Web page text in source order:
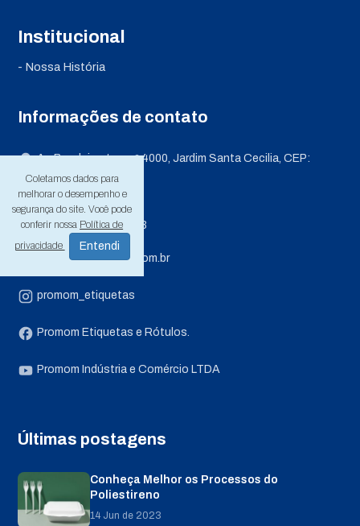
Institucional
- Nossa História
Informações de contato
Av. Bandeirantes, nº 4000, Jardim Santa Cecilia, CEP:
16902-040
+55 (18) 3722-3789
+55 (18) 99801-1503
pedidos@promom.com.br
promom_etiquetas
Promom Etiquetas e Rótulos.
Promom Indústria e Comércio LTDA
Últimas postagens
Conheça Melhor os Processos do
Poliestireno
14 Jun de 2023
Coletamos dados para
melhorar o desempenho e
segurança do site. Você pode
conferir nossa Política de
privacidade